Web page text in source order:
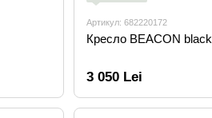
Артикул: 682220172
Кресло BEACON black
3 050 Lei